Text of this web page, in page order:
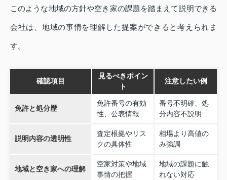
このような地域の方針や空き家の課題を踏まえて説明できる
会社は、地域の事情を理解した提案ができると考えられま
す。
確認項目
見るべきポイン
ト
注意したい例
免許と処分歴
免許番号の有効
性、公表情報
番号不明確、処
分内容不説明
説明内容の透明性
査定根拠やリス
クの具体性
相場より高値の
み強調
地域と空き家への理解
空家対策や地域
事情の把握
地域の課題に触
れない対応